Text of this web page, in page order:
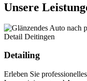
Unsere
Detailing
Erleben Sie